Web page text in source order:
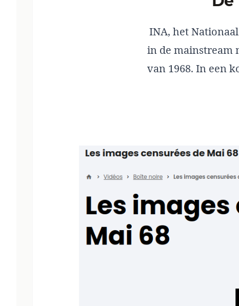
INA, het
in de mainstream
van 1968. In een